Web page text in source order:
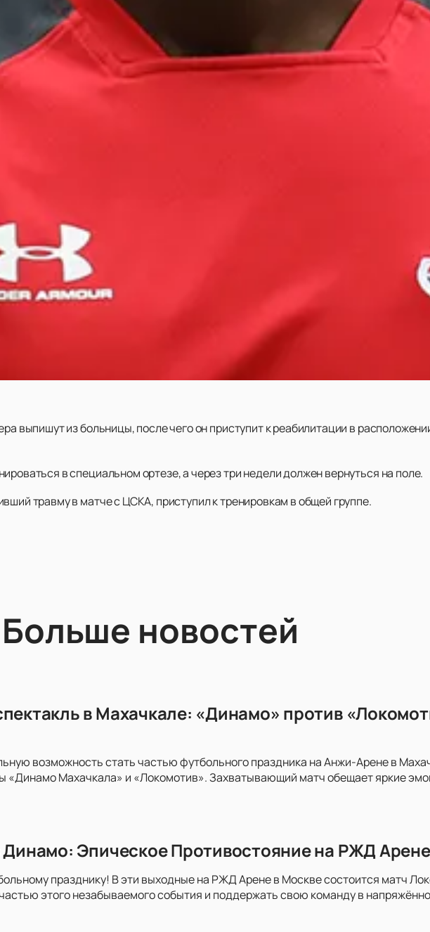
выпишут из больницы, после чего он приступит к реабилитации в
в специальном ортезе, а через три недели должен вернуться на поле.
травму в матче с ЦСКА, приступил к тренировкам в общей группе.
Больше новостей
в Махачкале: «Динамо» против
возможность стать частью футбольного праздника на Анжи-Арене в
«Динамо Махачкала» и «Локомотив». Захватывающий матч обещает яркие
Эпическое Противостояние на РЖД Арене
празднику! В эти выходные на РЖД Арене в Москве состоится матч
этого незабываемого события и поддержать свою команду в